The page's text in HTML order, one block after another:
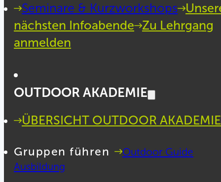
Seminare & Kurzworkshops
nächsten Infoabende Zu Lehrgang
anmelden
OUTDOOR AKADEMIE
ÜBERSICHT OUTDOOR AKADEMIE
Gruppen führen
Outdoor Guide
Ausbildung